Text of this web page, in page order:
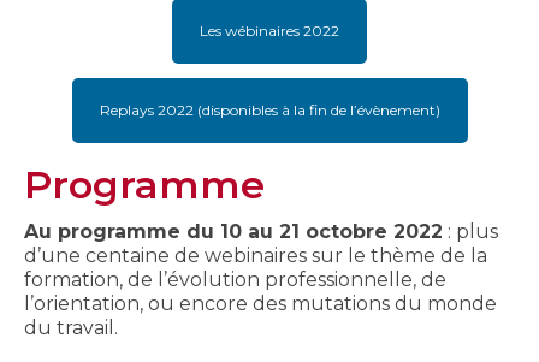
Les wébinaires 2022
Replays 2022 (disponibles à la fin de l’évènement)
Programme
Au programme du 10 au 21 octobre 2022 : plus
d’une centaine de webinaires sur le thème de la
formation, de l’évolution professionnelle, de
l’orientation, ou encore des mutations du monde
du travail.